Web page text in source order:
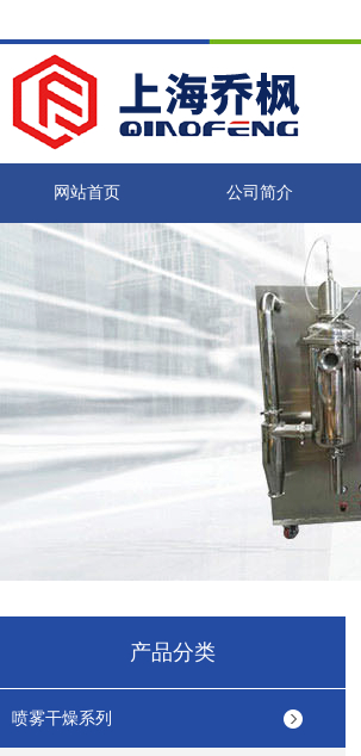
网站首页 公司简介
产品分类
喷雾干燥系列